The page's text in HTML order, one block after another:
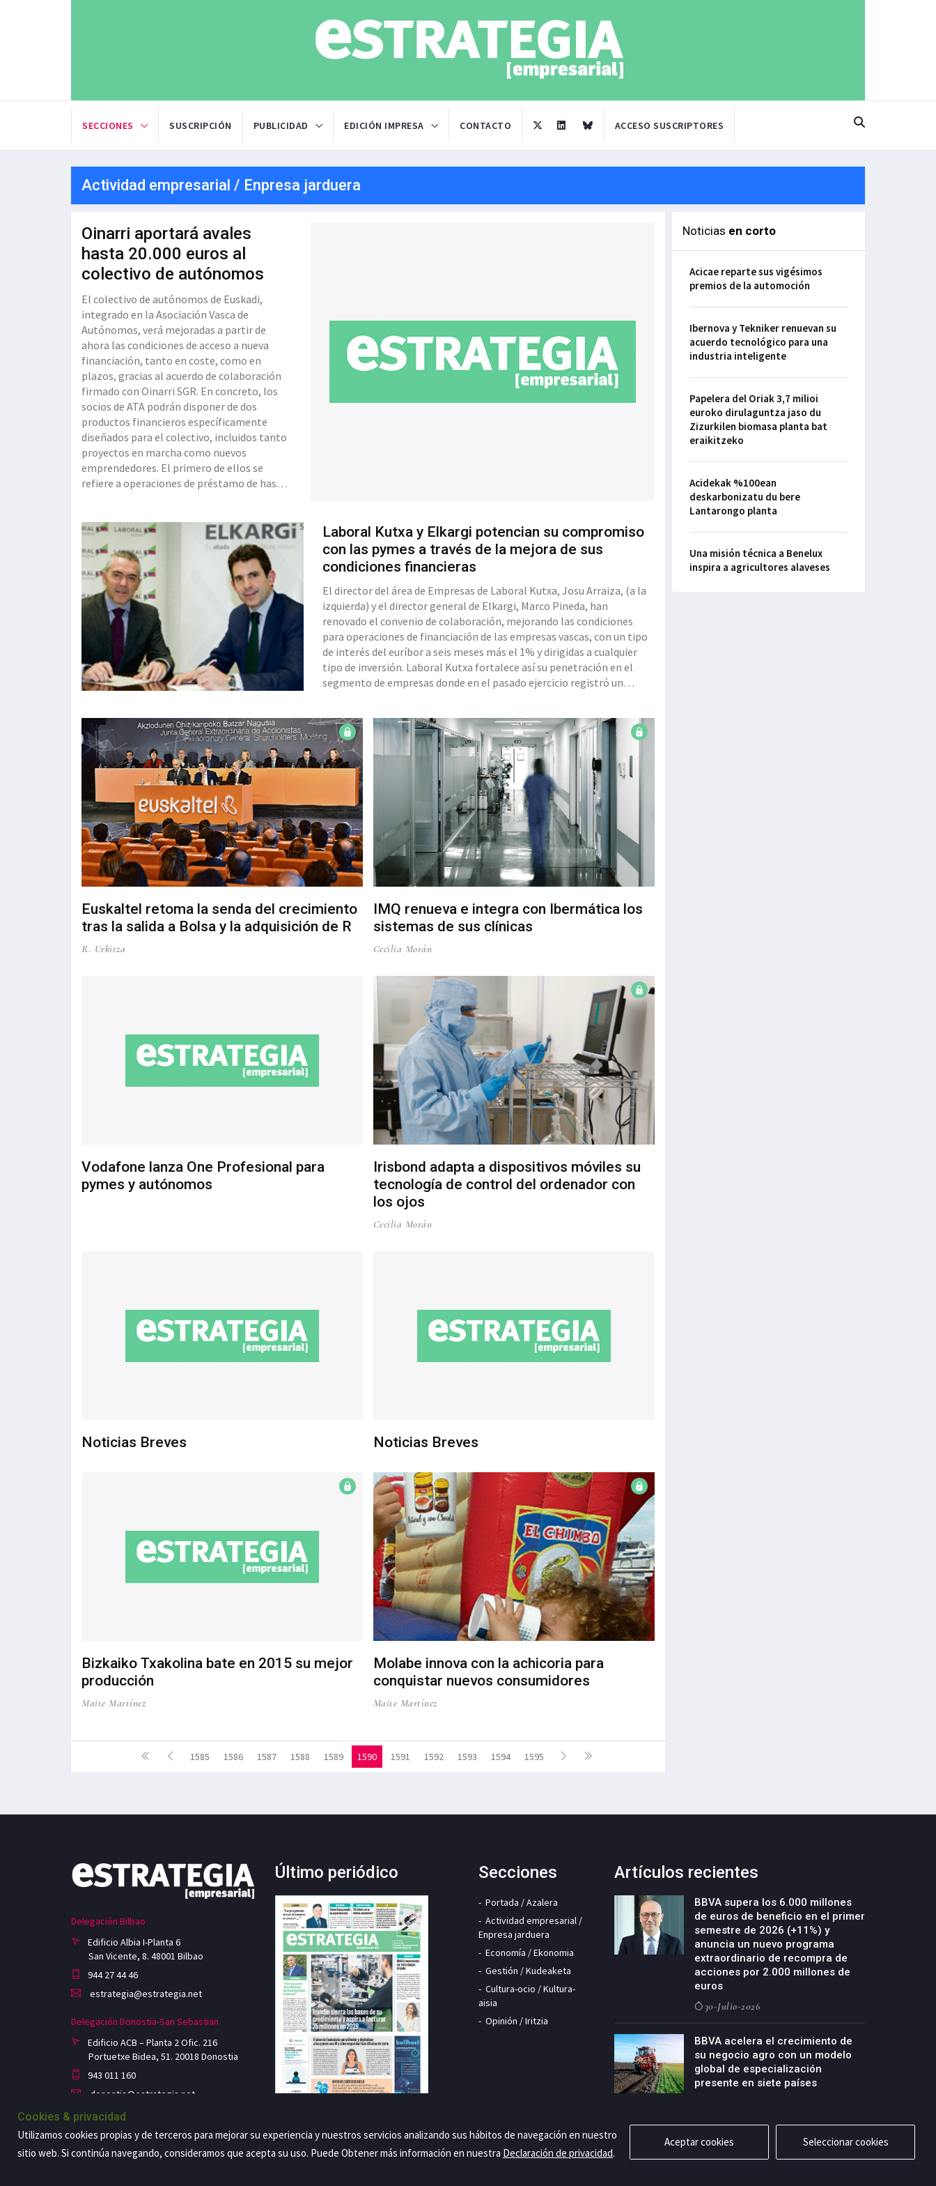
SECCIONES SUSCRIPCIÓN PUBLICIDAD EDICIÓN IMPRESA CONTACTO ACCESO SUSCRIPTORES
Actividad empresarial / Enpresa jarduera
Oinarri aportará avales
hasta 20.000 euros al
colectivo de autónomos
El colectivo de autónomos de Euskadi,
integrado en la Asociación Vasca de
Autónomos, verá mejoradas a partir de
ahora las condiciones de acceso a nueva
financiación, tanto en coste, como en
plazos, gracias al acuerdo de colaboración
firmado con Oinarri SGR. En concreto, los
socios de ATA podrán disponer de dos
productos financieros específicamente
diseñados para el colectivo, incluidos tanto
proyectos en marcha como nuevos
emprendedores. El primero de ellos se
refiere a operaciones de préstamo de hasta
solicitarse en persona, vía internet o a
través de cualquier oficina
Laboral Kutxa y Elkargi potencian su compromiso
con las pymes a través de la mejora de sus
condiciones financieras
El director del área de Empresas de Laboral Kutxa, Josu Arraiza, (a la
izquierda) y el director general de Elkargi, Marco Pineda, han
renovado el convenio de colaboración, mejorando las condiciones
para operaciones de financiación de las empresas vascas, con un tipo
de interés del euríbor a seis meses más el 1% y dirigidas a cualquier
tipo de inversión. Laboral Kutxa fortalece así su penetración en el
segmento de empresas donde en el pasado ejercicio registró un
importe formalizado en vigor de 160 millones p
Euskaltel retoma la senda del crecimiento
tras la salida a Bolsa y la adquisición de R
R. Urkitza
IMQ renueva e integra con Ibermática los
sistemas de sus clínicas
Cecilia Morán
Vodafone lanza One Profesional para
pymes y autónomos
Irisbond adapta a dispositivos móviles su
tecnología de control del ordenador con
los ojos
Cecilia Morán
Noticias Breves Noticias Breves
Bizkaiko Txakolina bate en 2015 su mejor
producción
Maite Martínez
Molabe innova con la achicoria para
conquistar nuevos consumidores
Maite Martínez
1585 1586 1587 1588 1589 1590 1591 1592 1593 1594 1595
Noticias en corto
Acicae reparte sus vigésimos
premios de la automoción
Ibernova y Tekniker renuevan su
acuerdo tecnológico para una
industria inteligente
Papelera del Oriak 3,7 milioi
euroko dirulaguntza jaso du
Zizurkilen biomasa planta bat
eraikitzeko
Acidekak %100ean
deskarbonizatu du bere
Lantarongo planta
Una misión técnica a Benelux
inspira a agricultores alaveses
Delegación Bilbao
Edificio Albia I-Planta 6
San Vicente, 8. 48001 Bilbao
944 27 44 46
estrategia@estrategia.net
Delegación Donostia-San Sebastian
Edificio ACB – Planta 2 Ofic. 216
Portuetxe Bidea, 51. 20018 Donostia
943 011 160
donostia@estrategia.net
Último periódico Secciones
Portada / Azalera
Actividad empresarial /
Enpresa jarduera
Economía / Ekonomia
Gestión / Kudeaketa
Cultura-ocio / Kultura-
aisia
Opinión / Iritzia
Artículos recientes
BBVA supera los 6.000 millones
de euros de beneficio en el primer
semestre de 2026 (+11%) y
anuncia un nuevo programa
extraordinario de recompra de
acciones por 2.000 millones de
euros
30-Julio-2026
BBVA acelera el crecimiento de
su negocio agro con un modelo
global de especialización
presente en siete países
Cookies & privacidad
Utilizamos cookies propias y de terceros para mejorar su experiencia y nuestros servicios analizando sus hábitos de navegación en nuestro
sitio web. Si continúa navegando, consideramos que acepta su uso. Puede Obtener más información en nuestra Declaración de privacidad.
Aceptar cookies Seleccionar cookies